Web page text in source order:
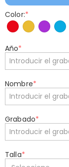
Color:*
Año*
Nombre*
Grabado*
Talla*